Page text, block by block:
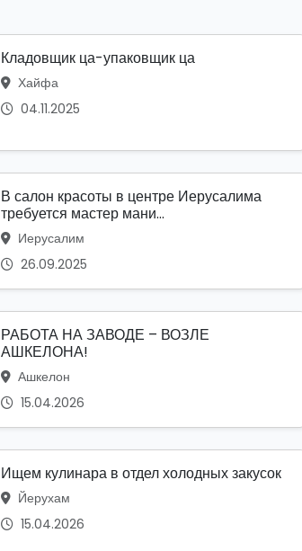
Кладовщик ца-упаковщик ца
Хайфа
04.11.2025
В салон красоты в центре Иерусалима
требуется мастер мани...
Иерусалим
26.09.2025
РАБОТА НА ЗАВОДЕ – ВОЗЛЕ
АШКЕЛОНА!
Ашкелон
15.04.2026
Ищем кулинара в отдел холодных закусок
Йерухам
15.04.2026